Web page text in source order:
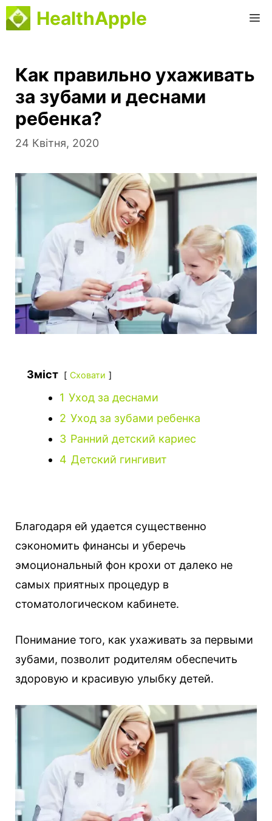
Перейти
до
HealthApple
Как правильно ухаживать
за зубами и деснами
ребенка?
24 Квітня, 2020
Зміст Сховати
1 Уход за деснами
2 Уход за зубами ребенка
3 Ранний детский кариес
4 Детский гингивит
Благодаря ей удается существенно
сэкономить финансы и уберечь
эмоциональный фон крохи от далеко не
самых приятных процедур в
стоматологическом кабинете.
Понимание того, как ухаживать за первыми
зубами, позволит родителям обеспечить
здоровую и красивую улыбку детей.